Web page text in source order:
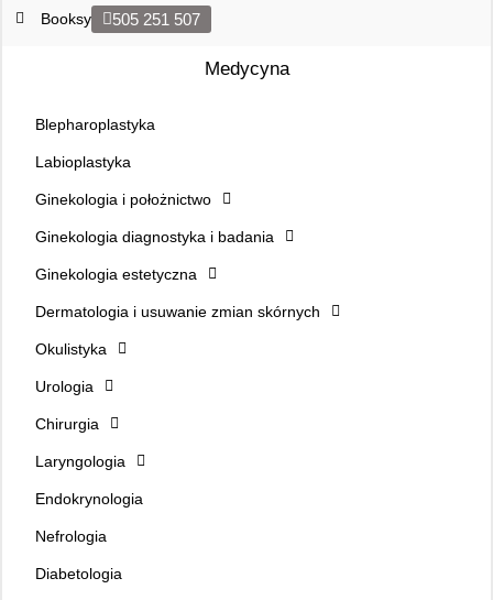
Booksy 505 251 507
Medycyna
Blepharoplastyka
Labioplastyka
Ginekologia i położnictwo
Ginekologia diagnostyka i badania
Ginekologia estetyczna
Dermatologia i usuwanie zmian skórnych
Okulistyka
Urologia
Chirurgia
Laryngologia
Endokrynologia
Nefrologia
Diabetologia